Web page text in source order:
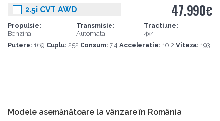
2.5i CVT AWD
Propulsie:
Benzina
Transmisie:
Automata
Tractiune:
4x4
Putere: 169 Cuplu: 252 Consum:7.4 Acceleratie: 10.2 Viteza: 193
47.990€
Modele asemănătoare la vânzare în România